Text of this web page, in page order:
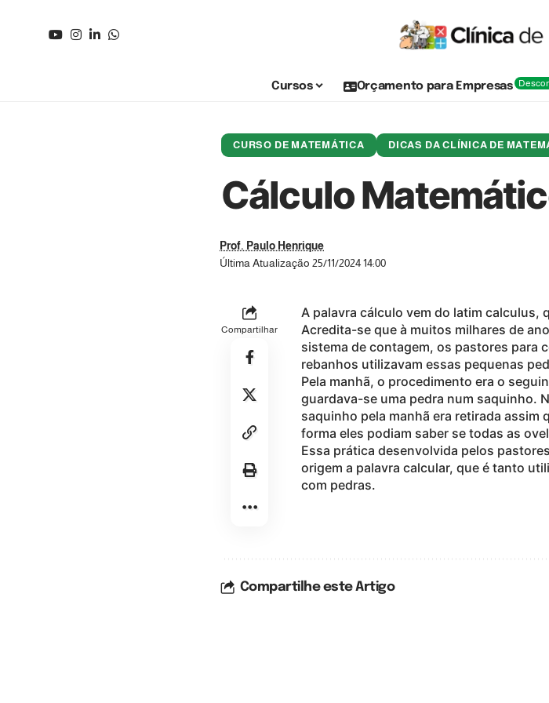
Cursos Orçamento para Empresas
CURSO DE MATEMÁTICA DICAS DA CLÍNICA DE
Cálculo
Última Atualização 25/11/2024 14:00
Prof. Paulo Henrique
Compartilhar
A palavra cálculo vem do latim
Acredita-se que à muitos milhares de
sistema de contagem, os pastores para
rebanhos utilizavam essas pequenas
Pela manhã, o procedimento era o
guardava-se uma pedra num saquinho.
saquinho pela manhã era retirada assim
forma eles podiam saber se todas as
Essa prática desenvolvida pelos
origem a palavra calcular, que é tanto
com pedras.
Compartilhe este Artigo